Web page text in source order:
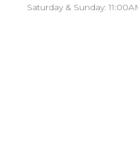
Saturday & Sunday: